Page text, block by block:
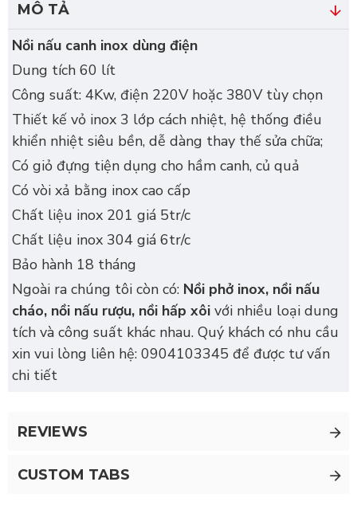
MÔ TẢ
Nồi nấu canh inox dùng điện
Dung tích 60 lít
Công suất: 4Kw, điện 220V hoặc 380V tùy chọn
Thiết kế vỏ inox 3 lớp cách nhiệt, hệ thống điều
khiển nhiệt siêu bền, dễ dàng thay thế sửa chữa;
Có giỏ đựng tiện dụng cho hầm canh, củ quả
Có vòi xả bằng inox cao cấp
Chất liệu inox 201 giá 5tr/c
Chất liệu inox 304 giá 6tr/c
Bảo hành 18 tháng
Ngoài ra chúng tôi còn có: Nồi phở inox, nồi nấu
cháo, nồi nấu rượu, nồi hấp xôi với nhiều loại dung
tích và công suất khác nhau. Quý khách có nhu cầu
xin vui lòng liên hệ: 0904103345 để được tư vấn
chi tiết
REVIEWS
CUSTOM TABS